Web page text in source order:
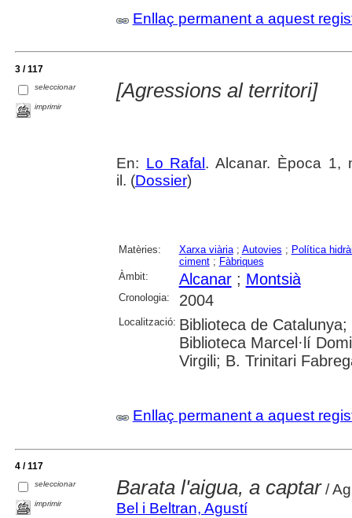
Enllaç permanent a aquest
3 / 117
seleccionar
imprimir
[Agressions al territori]
En: Lo Rafal . Alcanar. Època 1,
il. (Dossier)
Matèries: Xarxa viària; Autovies ; Política
ciment; Fàbriques
Àmbit:
Alcanar; Montsià
Cronologia: 2004
Localització: Biblioteca de
Biblioteca Marcel·lí
Virgili; B. Trinitari
Enllaç permanent a aquest
4 / 117
seleccionar
imprimir
Barata l'aigua, a captar/
Bel i Beltran, Agustí